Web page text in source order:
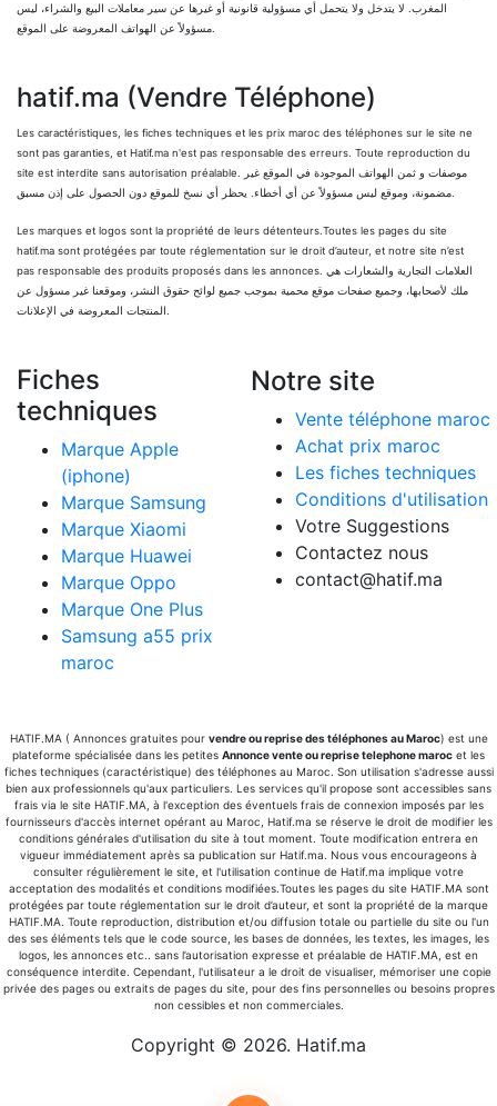
المغرب. لا يتدخل ولا يتحمل أي مسؤولية قانونية أو غيرها عن سير معاملات البيع والشراء، ليس
hatif.ma (Vendre Téléphone)
Les caractéristiques, les fiches techniques et les prix maroc des téléphones sur le site ne
sont pas garanties, et Hatif.ma n'est pas responsable des erreurs. Toute reproduction du
site est interdite sans autorisation préalable. موصفات و ثمن الهواتف الموجودة في الموقع غير
Les marques et logos sont la propriété de leurs détenteurs.Toutes les pages du site
hatif.ma sont protégées par toute réglementation sur le droit d’auteur, et notre site n’est
pas responsable des produits proposés dans les annonces. العلامات التجارية والشعارات هي
ملك لأصحابها، وجميع صفحات موقع محمية بموجب جميع لوائح حقوق النشر، وموقعنا غير مسؤول عن
Fiches
techniques
Marque Apple
(iphone)
Marque Samsung
Marque Xiaomi
Marque Huawei
Marque Oppo
Marque One Plus
Samsung a55 prix
maroc
Notre site
Vente téléphone maroc
Achat prix maroc
Les fiches techniques
Conditions d'utilisation
Votre Suggestions
Contactez nous
contact@hatif.ma
HATIF.MA ( Annonces gratuites pour vendre ou reprise des téléphones au Maroc) est une
plateforme spécialisée dans les petites Annonce vente ou reprise telephone maroc et les
fiches techniques (caractéristique) des téléphones au Maroc. Son utilisation s'adresse aussi
bien aux professionnels qu'aux particuliers. Les services qu'il propose sont accessibles sans
frais via le site HATIF.MA, à l'exception des éventuels frais de connexion imposés par les
fournisseurs d'accès internet opérant au Maroc, Hatif.ma se réserve le droit de modifier les
conditions générales d'utilisation du site à tout moment. Toute modification entrera en
vigueur immédiatement après sa publication sur Hatif.ma. Nous vous encourageons à
consulter régulièrement le site, et l'utilisation continue de Hatif.ma implique votre
acceptation des modalités et conditions modifiées.Toutes les pages du site HATIF.MA sont
protégées par toute réglementation sur le droit d’auteur, et sont la propriété de la marque
HATIF.MA. Toute reproduction, distribution et/ou diffusion totale ou partielle du site ou l'un
des ses éléments tels que le code source, les bases de données, les textes, les images, les
logos, les annonces etc.. sans l’autorisation expresse et préalable de HATIF.MA, est en
conséquence interdite. Cependant, l'utilisateur a le droit de visualiser, mémoriser une copie
privée des pages ou extraits de pages du site, pour des fins personnelles ou besoins propres
non cessibles et non commerciales.
Copyright © 2026. Hatif.ma